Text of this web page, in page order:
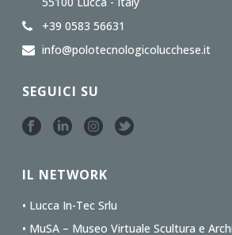
+39 0583 56631
info@polotecnologicolucchese.it
SEGUICI SU
IL NETWORK
• Lucca In-Tec Srlu
• MuSA – Museo Virtuale Scultura e